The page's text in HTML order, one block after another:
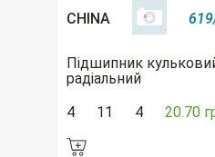
CHINA
Підшипник
радіальний
4
11 4 20.70